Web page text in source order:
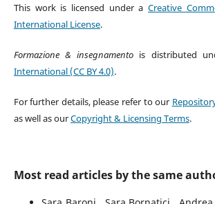
This work is licensed under aCreative
International License.
Formazione & insegnamento is distributed
International (CC BY 4.0).
For further details, please refer to our
as well as ourCopyright & Licensing Terms.
Most read articles by the same